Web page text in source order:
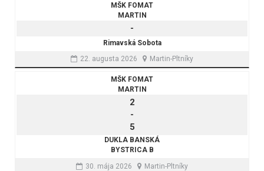
MŠK FOMAT
MARTIN
-
Rimavská Sobota
22. augusta 2026
Martin-Pltníky
MŠK FOMAT
MARTIN
2
-
5
DUKLA BANSKÁ
BYSTRICA B
30. mája 2026
Martin-Pltníky